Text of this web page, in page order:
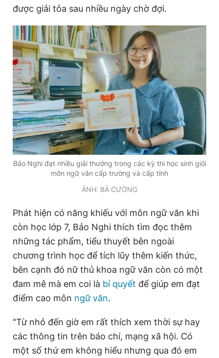
Đọc Thanh Niên trên điện thoại
Theo dõi báo trên
Hotline
0906 645 777
Liên hệ quảng cáo
0908 780 404
Quảng cáo RSS Tòa soạn Chính sách bảo
Tổng biên tập: Nguyễn Ngọc Toàn
Phó tổng biên tập: Lâm Hiếu Dũng
Phó tổng biên tập: Trần Việt Hưng
Tổng thư ký tòa soạn: Đức Trung
Giấy phép xuất bản số 110/GP - BTTTT cấp ngày 24.3.2020
© 2003-2026 Bản quyền thuộc về Báo Thanh Niên. Cấm sao
chép dưới mọi hình thức nếu không có sự chấp thuận bằng văn
bản. Phát triển bởi ePi Technologies, JSC.
được giải tỏa sau nhiều ngày chờ đợi.
Bảo Nghi đạt nhiều giải thưởng trong các kỳ thi học sinh giỏi
môn ngữ văn cấp trường và cấp tỉnh
ẢNH: BÁ CƯỜNG
Phát hiện có năng khiếu với môn ngữ văn khi
còn học lớp 7, Bảo Nghi thích tìm đọc thêm
những tác phẩm, tiểu thuyết bên ngoài
chương trình học để tích lũy thêm kiến thức,
bên cạnh đó nữ thủ khoa ngữ văn còn có một
đam mê mà em coi là bí quyết để giúp em đạt
điểm cao môn ngữ văn.
"Từ nhỏ đến giờ em rất thích xem thời sự hay
các thông tin trên báo chí, mạng xã hội. Có
một số thứ em không hiểu nhưng qua đó em